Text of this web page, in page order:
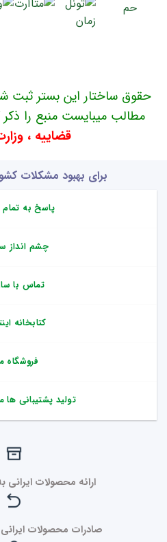
حقوق ساختار این بستر
مطالب میبایست منبع را ذکر
قضاییه ،
برای بهبود مشکلات
پاسخ به تمام
چشم انداز
تماس با
کتابخانه
فروشگاه
تولید پشتیبانی ها
ارائه محصولات
صادرات محصولات